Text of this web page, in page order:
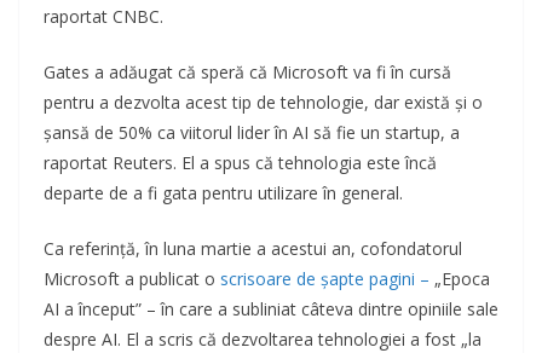
raportat CNBC.
Gates a adăugat că speră că Microsoft va fi în cursă
pentru a dezvolta acest tip de tehnologie, dar există și o
șansă de 50% ca viitorul lider în AI să fie un startup, a
raportat Reuters. El a spus că tehnologia este încă
departe de a fi gata pentru utilizare în general.
Ca referință, în luna martie a acestui an, cofondatorul
Microsoft a publicat o scrisoare de șapte pagini – „Epoca
AI a început” – în care a subliniat câteva dintre opiniile sale
despre AI. El a scris că dezvoltarea tehnologiei a fost „la